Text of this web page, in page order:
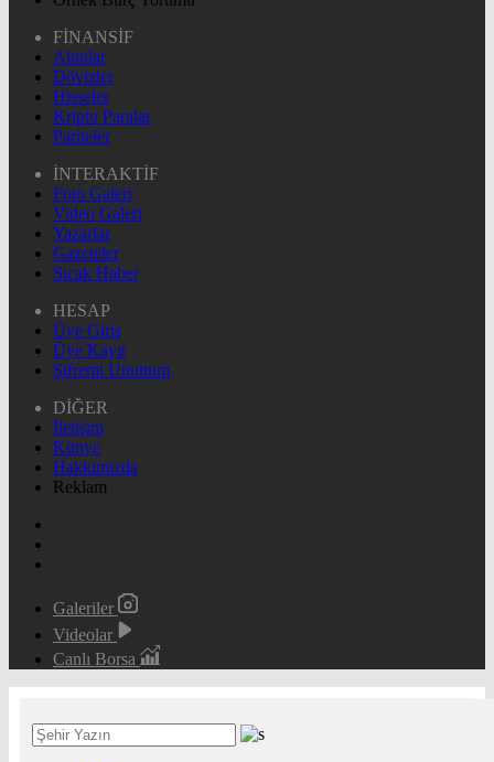
FİNANSİF
Altınlar
Dövizler
Hisseler
Kripto Paralar
Pariteler
İNTERAKTİF
Foto Galeri
Video Galeri
Yazarlar
Gazeteler
Sıcak Haber
HESAP
Üye Giriş
Üye Kayıt
Şifremi Unuttum
DİĞER
İletişim
Künye
Hakkımızda
Reklam
Galeriler
Videolar
Canlı Borsa